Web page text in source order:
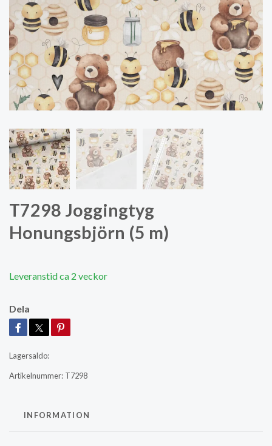
T7298 Joggingtyg
Honungsbjörn (5 m)
Leveranstid ca 2 veckor
Dela
Lagersaldo:
Artikelnummer: T7298
INFORMATION